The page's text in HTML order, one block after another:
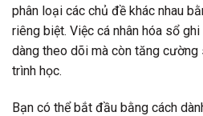
phân loại các chủ đề khác nhau
riêng biệt. Việc cá nhân hóa sổ
dàng theo dõi mà còn tăng
trình học.
Bạn có thể bắt đầu bằng cách